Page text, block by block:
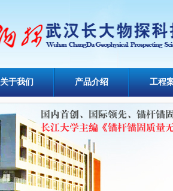
关于我们 产品介绍 工程